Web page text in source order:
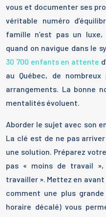
vous et documenter ses
véritable numéro
famille n’est pas un
quand on navigue dans le
30 700 enfants en attente
au Québec, de
arrangements. La bonne
mentalités évoluent.
Aborder le sujet avec son
La clé est de ne pas
une solution. Préparez
pas « moins de travail
travailler ». Mettez en
comment une plus
horaire décalé) vous